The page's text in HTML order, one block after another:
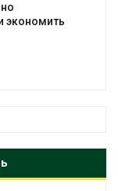
экономить